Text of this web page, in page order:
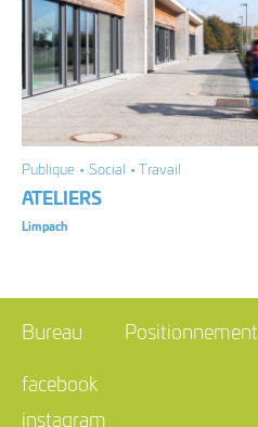
Publique • Social • Travail
ATELIERS
Limpach
Bureau Positionnement
facebook
instagram